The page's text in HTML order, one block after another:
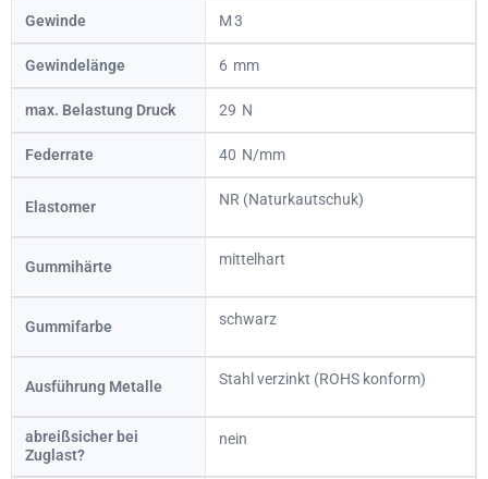
Gewinde 3
Gewindelänge 6
max. Belastung Druck 29
Federrate 40
Elastomer NR (Naturkautschuk)
Gummihärte mittelhart
Gummifarbe schwarz
Ausführung Metalle Stahl verzinkt (ROHS konform)
abreißsicher bei
Zuglast?
nein